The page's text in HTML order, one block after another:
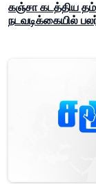
கஞ்சா கடத்திய
நடவடிக்கையில்